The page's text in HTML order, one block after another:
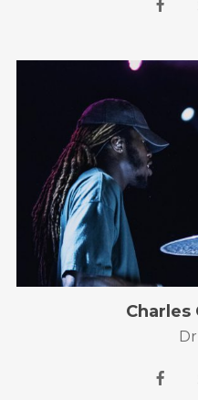
Charles